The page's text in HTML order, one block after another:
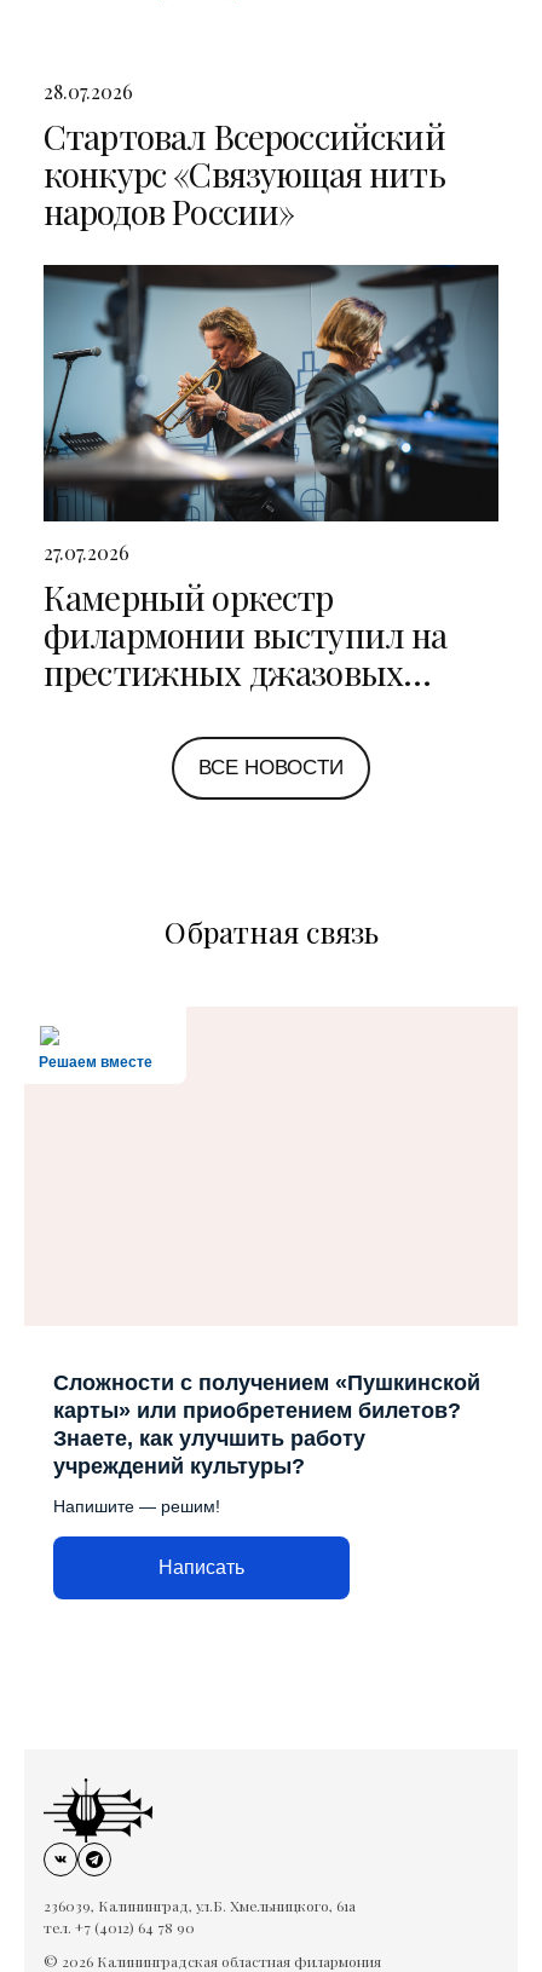
28.07.2026
Стартовал Всероссийский
конкурс «Связующая нить
народов России»
27.07.2026
Камерный оркестр
филармонии выступил на
престижных джазовых
Петербурге и Ярославле
ВСЕ НОВОСТИ
Обратная связь
Решаем вместе
Сложности с получением «Пушкинской
карты» или приобретением билетов?
Знаете, как улучшить работу
учреждений культуры?
Напишите — решим!
Написать
236039, Калининград, ул.Б. Хмельницкого, 61а
тел. +7 (4012) 64 78 90
© 2026 Калининградская областная филармония